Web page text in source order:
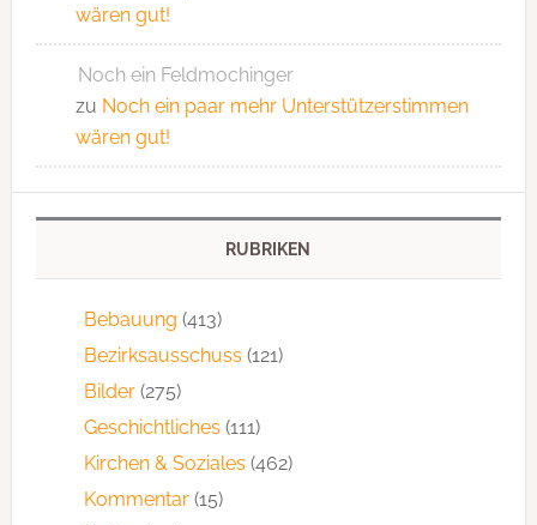
wären gut!
Noch ein Feldmochinger
zu Noch ein paar mehr Unterstützerstimmen
wären gut!
RUBRIKEN
Bebauung (413)
Bezirksausschuss (121)
Bilder(275)
Geschichtliches (111)
Kirchen & Soziales (462)
Kommentar(15)